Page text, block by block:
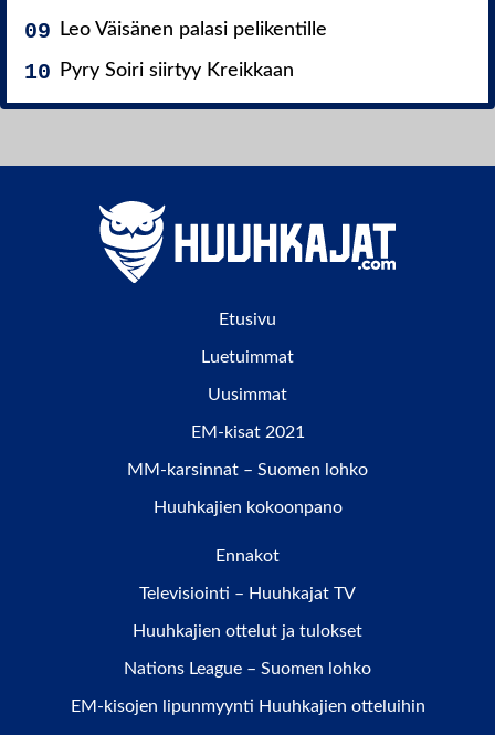
Leo Väisänen palasi pelikentille
Pyry Soiri siirtyy Kreikkaan
Etusivu
Luetuimmat
Uusimmat
EM-kisat 2021
MM-karsinnat – Suomen lohko
Huuhkajien kokoonpano
Ennakot
Televisiointi – Huuhkajat TV
Huuhkajien ottelut ja tulokset
Nations League – Suomen lohko
EM-kisojen lipunmyynti Huuhkajien otteluihin